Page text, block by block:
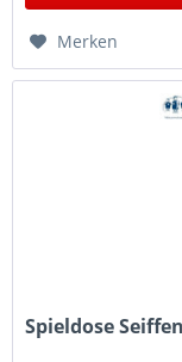
Merken
Spieldose